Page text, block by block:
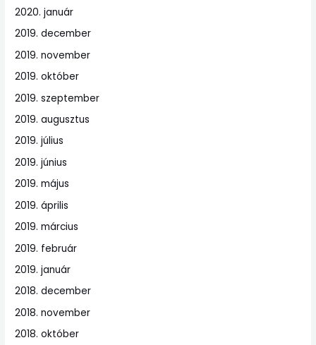
2020. január
2019. december
2019. november
2019. október
2019. szeptember
2019. augusztus
2019. július
2019. június
2019. május
2019. április
2019. március
2019. február
2019. január
2018. december
2018. november
2018. október